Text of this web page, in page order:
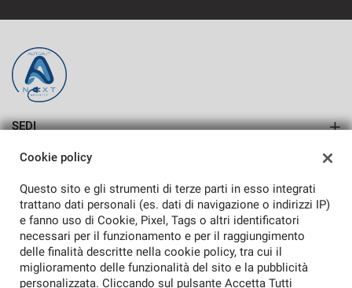
SEDI
SASSARI
Azienda
TORNA IN CIMA
Cookie policy
Questo sito e gli strumenti di terze parti in esso integrati
trattano dati personali (es. dati di navigazione o indirizzi IP)
e fanno uso di Cookie, Pixel, Tags o altri identificatori
necessari per il funzionamento e per il raggiungimento
delle finalità descritte nella cookie policy, tra cui il
miglioramento delle funzionalità del sito e la pubblicità
personalizzata. Cliccando sul pulsante Accetta Tutti